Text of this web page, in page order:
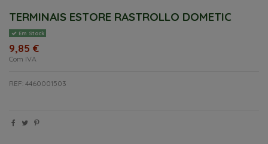
TERMINAIS ESTORE RASTROLLO DOMETIC
Em Stock
9,85 €
Com IVA
REF: 4460001503